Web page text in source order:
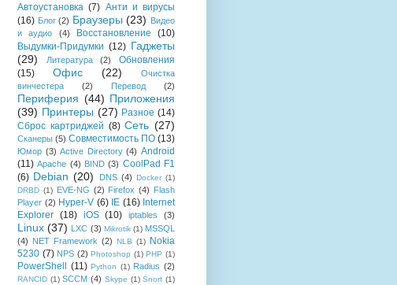
Автоустановка (7) Анти и вирусы
(16) Блог (2) Браузеры (23)
Видео
и аудио
(4) Восстановление
(10)
Выдумки-Придумки (12) Гаджеты
(29)
Литература (2)
Обновления
(15)
Офис (22)
Очистка
винчестера
(2) Перевод (2)
Периферия (44) Приложения
(39) Принтеры (27) Разное (14)
Сброс картриджей (8) Сеть (27)
Сканеры (5) Совместимость ПО (13)
Юмор (3) Active Directory (4) Android
(11) Apache (4) BIND (3) CoolPad F1
(6) Debian (20) DNS (4) Docker (1)
DRBD (1) EVE-NG (2) Firefox (4)
Flash
Player (2) Hyper-V (6) IE (16) Internet
Explorer (18) iOS (10) iptables (3)
Linux (37) LXC (3) Mikrotik (1) MSSQL
(4) NET Framework (2) NLB (1)
Nokia
5230 (7) NPS (2) Photoshop (1) PHP (1)
PowerShell (11) Python (1) Radius (2)
RANCID (1) SCCM (4) Skype (1) Snort (1)